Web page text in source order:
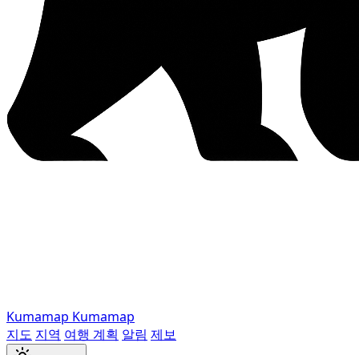
Kumamap Kumamap
지도 지역 여행 계획 알림 제보